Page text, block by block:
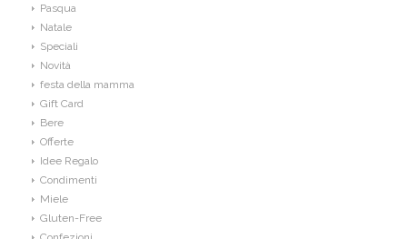
Pasqua
Natale
Speciali
Novità
festa della mamma
Gift Card
Bere
Offerte
Idee Regalo
Condimenti
Miele
Gluten-Free